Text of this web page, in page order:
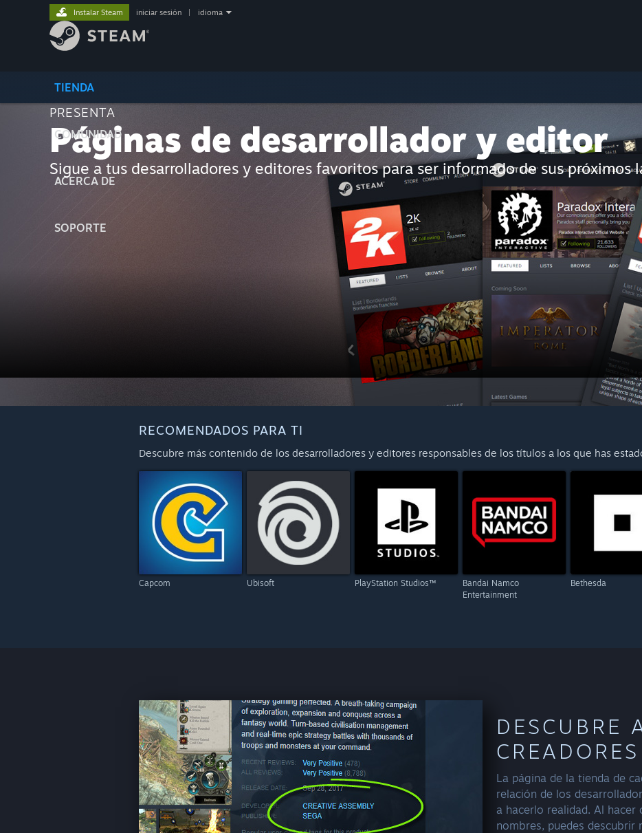
TIENDA
COMUNIDAD
ACERCA DE
SOPORTE
Instalar Steam iniciar sesión idioma
PRESENTA
Páginas de desarrollador y editor
Sigue a tus desarrolladores y editores favoritos para ser informado de sus próximos
RECOMENDADOS PARA TI
Descubre más contenido de los desarrolladores y editores responsables de los títulos a los que has
Capcom Ubisoft PlayStation Studios™
Bandai Namco
Entertainment
Bethesda
DESCUBRE
La página de la tienda de
relación de los
a hacerlo realidad. Al hacer
nombres, puedes descubrir